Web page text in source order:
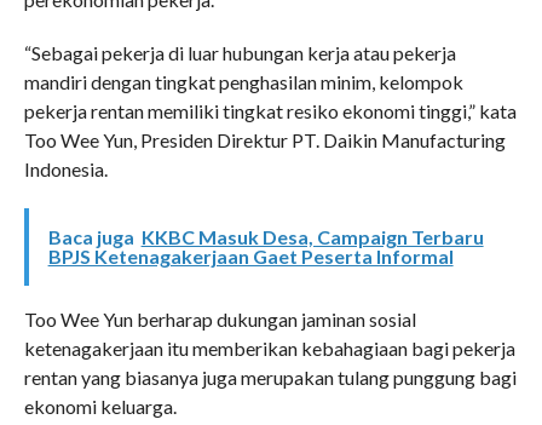
“Sebagai pekerja di luar hubungan kerja atau pekerja
mandiri dengan tingkat penghasilan minim, kelompok
pekerja rentan memiliki tingkat resiko ekonomi tinggi,” kata
Too Wee Yun, Presiden Direktur PT. Daikin Manufacturing
Indonesia.
Baca juga KKBC Masuk Desa, Campaign Terbaru
BPJS Ketenagakerjaan Gaet Peserta Informal
Too Wee Yun berharap dukungan jaminan sosial
ketenagakerjaan itu memberikan kebahagiaan bagi pekerja
rentan yang biasanya juga merupakan tulang punggung bagi
ekonomi keluarga.